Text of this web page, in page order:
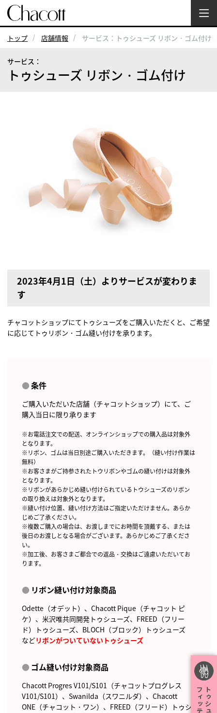
トップ 店舗情報 サービス：トゥシューズ リボン・ゴム付け
サービス：
トゥシューズ リボン・ゴム付け
2023年4月1日（土）よりサービスが変わりま
す
チャコットショップにてトゥシューズをご購入いただくと、ご希望
に応じてトゥリボン・ゴム縫い付けを承ります。
条件
ご購入いただいた店舗（チャコットショップ）にて、ご
購入当日に限り承ります
※お電話注文での配送、オンラインショップでの購入品は対象外
となります。
※リボン、ゴムは当日別途ご購入いただきます。（縫い付け作業は
無料）
※お客さまがご持参されたトウリボンやゴムの縫い付けは対象外
となります。
※リボンがあらかじめ縫い付けられているトウシューズのリボン
の取り換えは対象外となります。
※縫い付け位置、縫い付け方法はご指定いただけません。あらか
じめご了承ください。
※複数ご購入の場合は、お渡しまでにお時間を頂戴する、または
後日のお渡しとなる場合がございます。あらかじめご了承くださ
い。
※加工後、お客さまご都合での返品・交換はご遠慮いただいてお
ります。
リボン縫い付け対象商品
Odette（オデット）、Chacott Pique（チャコット ピ
ケ）、米沢唯共同開発トゥシューズ、FREED（フリー
ド）トゥシューズ、BLOCH（ブロック）トゥシューズ
などリボンがついていないトゥシューズ
ゴム縫い付け対象商品
Chacott Progres V101/S101（チャコットプログレス
V101/S101）、Swanilda（スワニルダ）、Chacott
ONE（チャコット・ワン）、FREED（フリード）トゥシ